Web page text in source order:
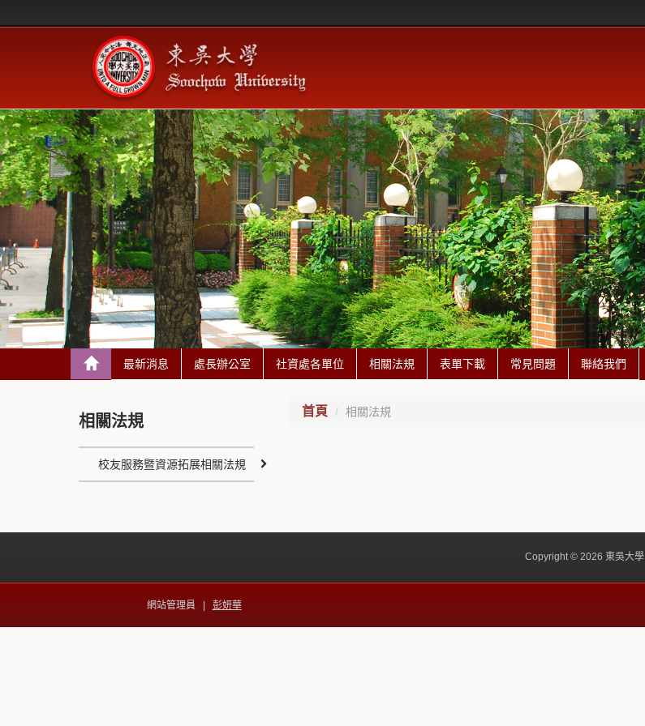
最新消息 處長辦公室 社資處各單位 相關法規 表單下載 常見問題 聯絡我們
首頁 相關法規
相關法規
校友服務暨資源拓展相關法規
Copyright © 2026 東吳大學
網站管理員 | 彭妍華